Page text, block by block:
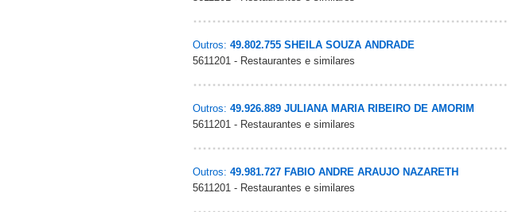
Outros: 49.802.755 SHEILA SOUZA ANDRADE
5611201 - Restaurantes e similares
Outros: 49.926.889 JULIANA MARIA RIBEIRO DE AMORIM
5611201 - Restaurantes e similares
Outros: 49.981.727 FABIO ANDRE ARAUJO NAZARETH
5611201 - Restaurantes e similares